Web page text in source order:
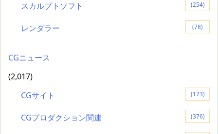
スカルプトソフト (254)
レンダラー (78)
CGニュース
(2,017)
CGサイト
(173)
CGプロダクション関連 (376)